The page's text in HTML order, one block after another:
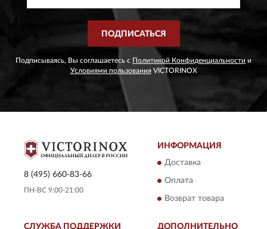
ПОДПИСАТЬСЯ
Подписываясь, Вы соглашаетесь с Политикой Конфиденциальности и
Условиями пользованияVICTORINOX
8 (495) 660-83-66
ПН-ВС 9:00-21:00
ИНФОРМАЦИЯ
Доставка
Оплата
Возврат товара
СЛУЖБА ПОДДЕРЖКИ ДОПОЛНИТЕЛЬНО